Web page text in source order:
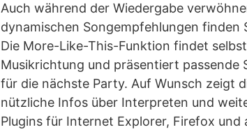
Auch während der Wiedergabe
dynamischen Songempfehlungen finden
Die More-Like-This-Funktion findet
Musikrichtung und präsentiert passende
für die nächste Party. Auf Wunsch zeigt
nützliche Infos über Interpreten und
Plugins für Internet Explorer, Firefox